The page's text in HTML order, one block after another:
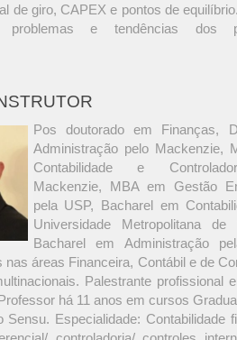
de giro, CAPEX e pontos de
problemas e tendências dos
Pos doutorado em Finanças,
Administração pelo Mackenzie,
Contabilidade e
Mackenzie, MBA em Gestão
pela USP, Bacharel em
Universidade Metropolitana
Bacharel em Administração
nas áreas Financeira, Contábil e de
Palestrante profissional
há 11 anos em cursos
Sensu. Especialidade: Contabilidade